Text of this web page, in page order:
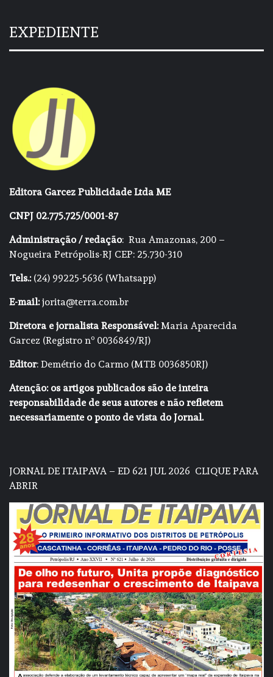
EXPEDIENTE
Editora Garcez Publicidade Ltda ME
CNPJ 02.775.725/0001-87
Administração / redação: Rua Amazonas, 200 –
Nogueira Petrópolis-RJ CEP: 25.730-310
Tels.:(24) 99225-5636 (Whatsapp)
E-mail:jorita@terra.com.br
Diretora e jornalista Responsável:Maria Aparecida
Garcez (Registro nº 0036849/RJ)
Editor: Demétrio do Carmo (MTB 0036850RJ)
Atenção: os artigos publicados são de inteira
responsabilidade de seus autores e não refletem
necessariamente o ponto de vista do Jornal.
JORNAL DE ITAIPAVA – ED 621 JUL 2026 CLIQUE PARA
ABRIR